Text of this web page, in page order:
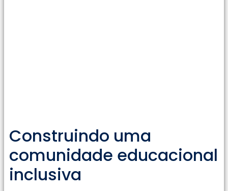
Construindo uma
comunidade educacional
inclusiva